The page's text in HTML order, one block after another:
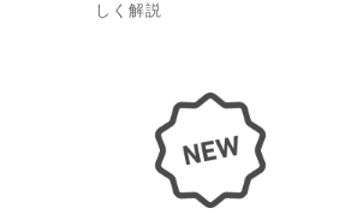
しく解説